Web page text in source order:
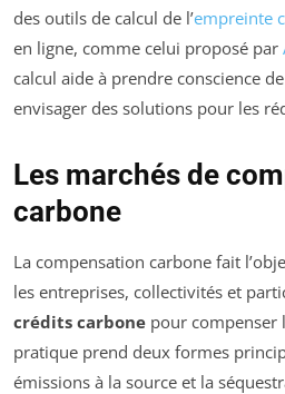
des outils de calcul de l’empreinte
en ligne, comme celui proposé par
calcul aide à prendre conscience
envisager des solutions pour les
Les marchés de
carbone
La compensation carbone fait
les entreprises, collectivités et
crédits carbone pour compenser
pratique prend deux formes
émissions à la source et la